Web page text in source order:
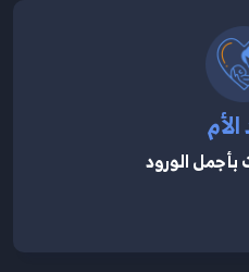
بأجمل الورود